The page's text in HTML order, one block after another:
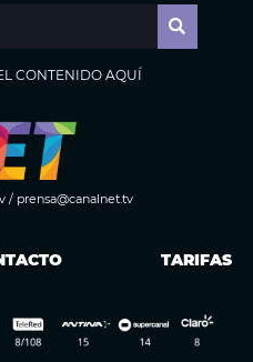
CONTENIDO AQUÍ
/ prensa@canalnet.tv
TARIFAS